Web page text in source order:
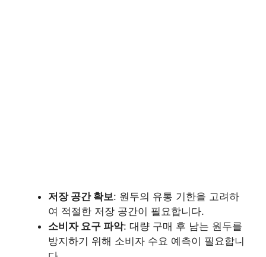
저장 공간 확보: 원두의 유통 기한을 고려하
여 적절한 저장 공간이 필요합니다.
소비자 요구 파악: 대량 구매 후 남는 원두를
방지하기 위해 소비자 수요 예측이 필요합니